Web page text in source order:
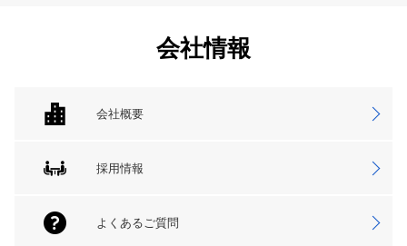
会社情報
会社概要
採用情報
よくあるご質問